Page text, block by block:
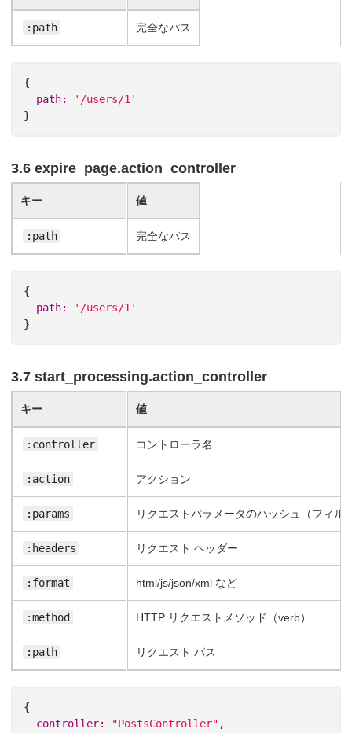
完全なパス
:path
{
path:
'/users/1'
}
3.6 expire_page.action_controller
値
完全なパス
キー
:path
{
path:
'/users/1'
}
3.7 start_processing.action_controller
値
コントローラ名
アクション
リクエストパラメータのハッシュ（フィル
リクエスト ヘッダー
html/js/json/xml など
HTTP リクエストメソッド（verb）
リクエスト パス
キー
:controller
:action
:params
:headers
:format
:method
:path
{
controller:
"PostsController" ,